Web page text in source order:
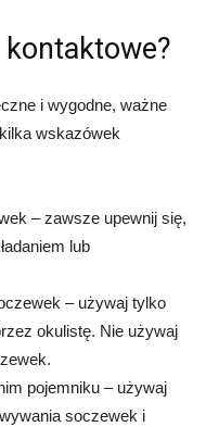
i wygodne, ważne
wskazówek
– zawsze upewnij się,
lub
– używaj tylko
okulistę. Nie używaj
pojemniku – używaj
soczewek i